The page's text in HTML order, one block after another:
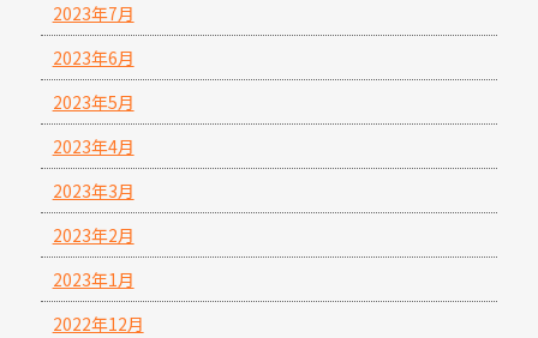
2023年7月
2023年6月
2023年5月
2023年4月
2023年3月
2023年2月
2023年1月
2022年12月